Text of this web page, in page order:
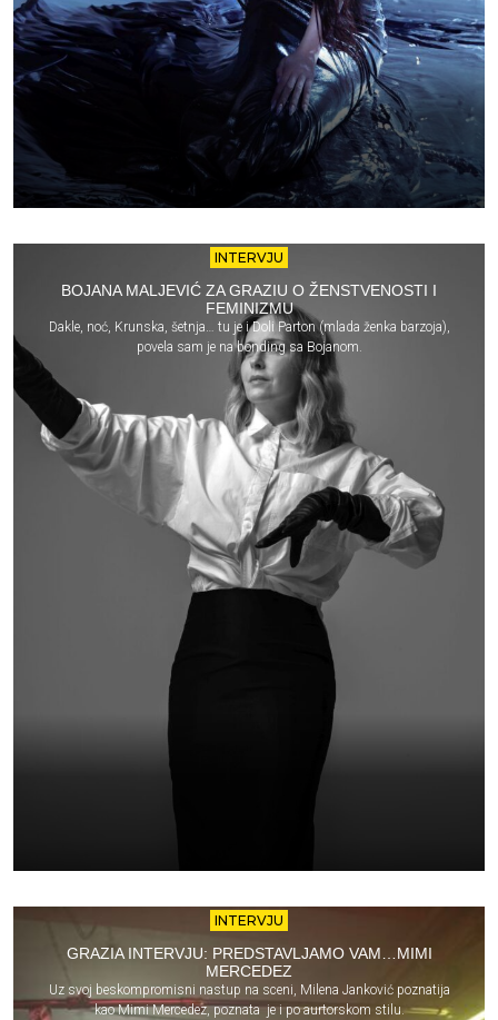
INTERVJU
BOJANA MALJEVIĆ ZA GRAZIU O ŽENSTVENOSTI I
FEMINIZMU
Dakle, noć, Krunska, šetnja… tu je i Doli Parton (mlada ženka barzoja),
povela sam je na bonding sa Bojanom.
INTERVJU
GRAZIA INTERVJU: PREDSTAVLJAMO VAM…MIMI
MERCEDEZ
Uz svoj beskompromisni nastup na sceni, Milena Janković poznatija
kao Mimi Mercedez, poznata je i po aurtorskom stilu.